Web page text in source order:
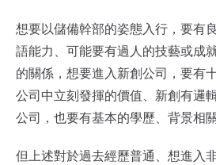
想要以儲備幹部的姿態入行，要有
語能力、可能要有過人的技藝或成
的關係，想要進入新創公司，要有
公司中立刻發揮的價值、新創有邏
公司，也要有基本的學歷、背景相關
但上述對於過去經歷普通、想進入